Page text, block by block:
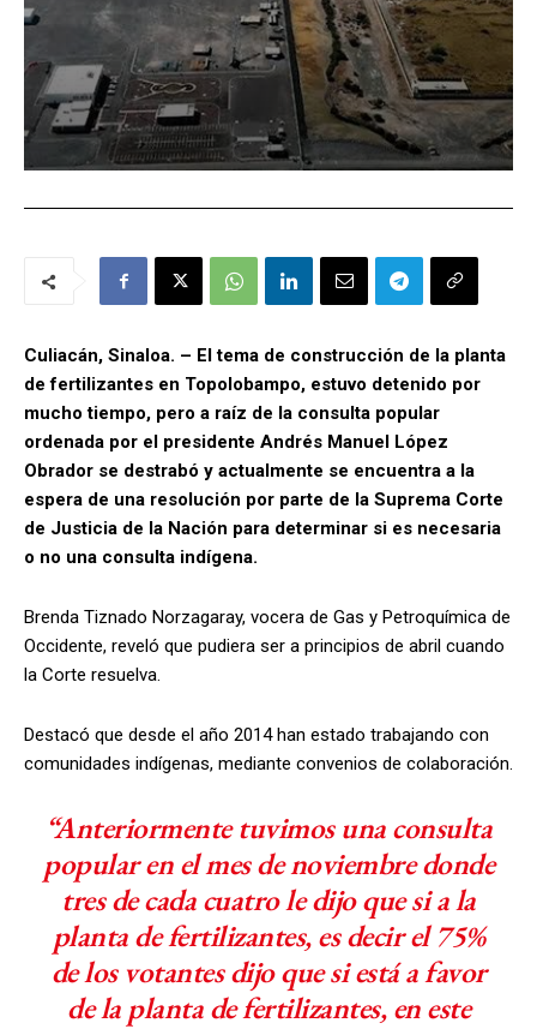
Culiacán, Sinaloa. – El tema de construcción de la planta
de fertilizantes en Topolobampo, estuvo detenido por
mucho tiempo, pero a raíz de la consulta popular
ordenada por el presidente Andrés Manuel López
Obrador se destrabó y actualmente se encuentra a la
espera de una resolución por parte de la Suprema Corte
de Justicia de la Nación para determinar si es necesaria
o no una consulta indígena.
Brenda Tiznado Norzagaray, vocera de Gas y Petroquímica de
Occidente, reveló que pudiera ser a principios de abril cuando
la Corte resuelva.
Destacó que desde el año 2014 han estado trabajando con
comunidades indígenas, mediante convenios de colaboración.
“Anteriormente tuvimos una consulta
popular en el mes de noviembre donde
tres de cada cuatro le dijo que si a la
planta de fertilizantes, es decir el 75%
de los votantes dijo que si está a favor
de la planta de fertilizantes, en este